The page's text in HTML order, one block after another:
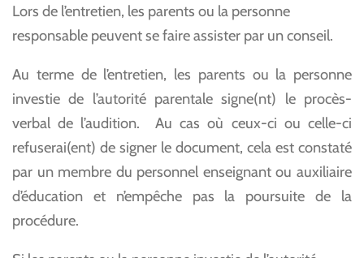
Lors de l’entretien, les parents ou la personne
responsable peuvent se faire assister par un conseil.
Au terme de l’entretien, les parents ou la personne
investie de l’autorité parentale signe(nt) le procès-
verbal de l’audition. Au cas où ceux-ci ou celle-ci
refuserai(ent) de signer le document, cela est constaté
par un membre du personnel enseignant ou auxiliaire
d’éducation et n’empêche pas la poursuite de la
procédure.